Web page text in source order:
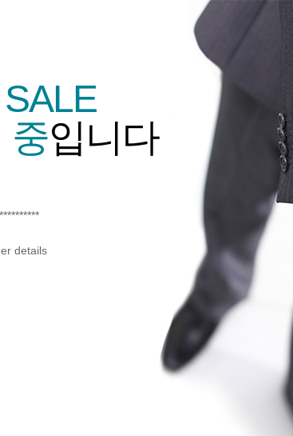
SALE
중입니다
details